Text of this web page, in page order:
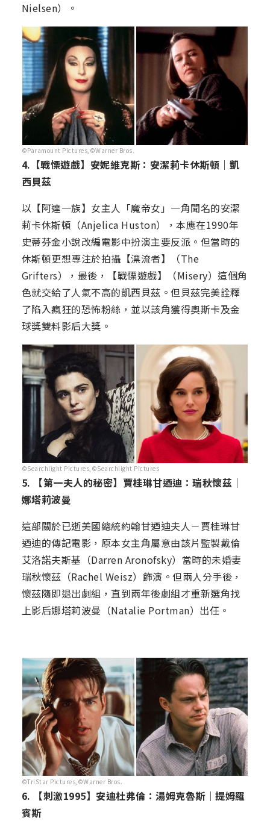
Nielsen）。
©Paramount Pictures,©Warner Bros.
4.【戰慄遊戲】安妮維克斯：安潔莉卡休斯頓｜凱
西貝茲
以【阿達一族】女主人「魔帝女」一角聞名的安潔
莉卡休斯頓（Anjelica Huston），本應在1990年
史蒂芬金小說改編電影中扮演主要反派。但當時的
休斯頓更想專注於拍攝【漂流者】（The
Grifters），最後，【戰慄遊戲】（Misery）這個角
色就交給了人氣不高的凱西貝茲。但貝茲完美詮釋
了陷入瘋狂的恐怖粉絲，並以該角獲得奧斯卡及金
球獎雙料影后大獎。
©Searchlight Pictures,©Searchlight Pictures
5. 【第一夫人的秘密】賈桂琳甘迺迪：瑞秋懷茲｜
娜塔莉波曼
這部關於已逝美國總統約翰甘迺迪夫人－賈桂琳甘
迺迪的傳記電影，原本女主角屬意由該片監製戴倫
艾洛諾夫斯基（Darren Aronofsky）當時的未婚妻
瑞秋懷茲（Rachel Weisz）飾演。但兩人分手後，
懷茲隨即退出劇組，直到兩年後劇組才重新選角找
上影后娜塔莉波曼（Natalie Portman）出任。
©TriStar Pictures,©Warner Bros.
6. 【刺激1995】安迪杜弗倫：湯姆克魯斯｜提姆羅
賓斯